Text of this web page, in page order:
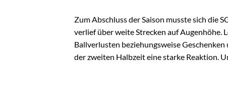
Zum Abschluss der Saison musste sich die
verlief über weite Strecken auf Augenhöhe.
Ballverlusten beziehungsweise
der zweiten Halbzeit eine starke Reaktion.